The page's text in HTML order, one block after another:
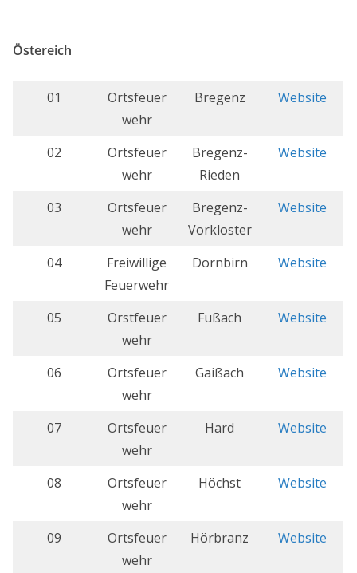
Östereich
01
Ortsfeuer
wehr
Bregenz Website
02
Ortsfeuer
wehr
Bregenz-
Rieden
Website
03
Ortsfeuer
wehr
Bregenz-
Vorkloster
Website
04
Freiwillige
Feuerwehr
Dornbirn Website
05
Orstfeuer
wehr
Fußach Website
06
Ortsfeuer
wehr
Gaißach Website
07
Ortsfeuer
wehr
Hard Website
08
Ortsfeuer
wehr
Höchst Website
09
Ortsfeuer
wehr
Hörbranz Website